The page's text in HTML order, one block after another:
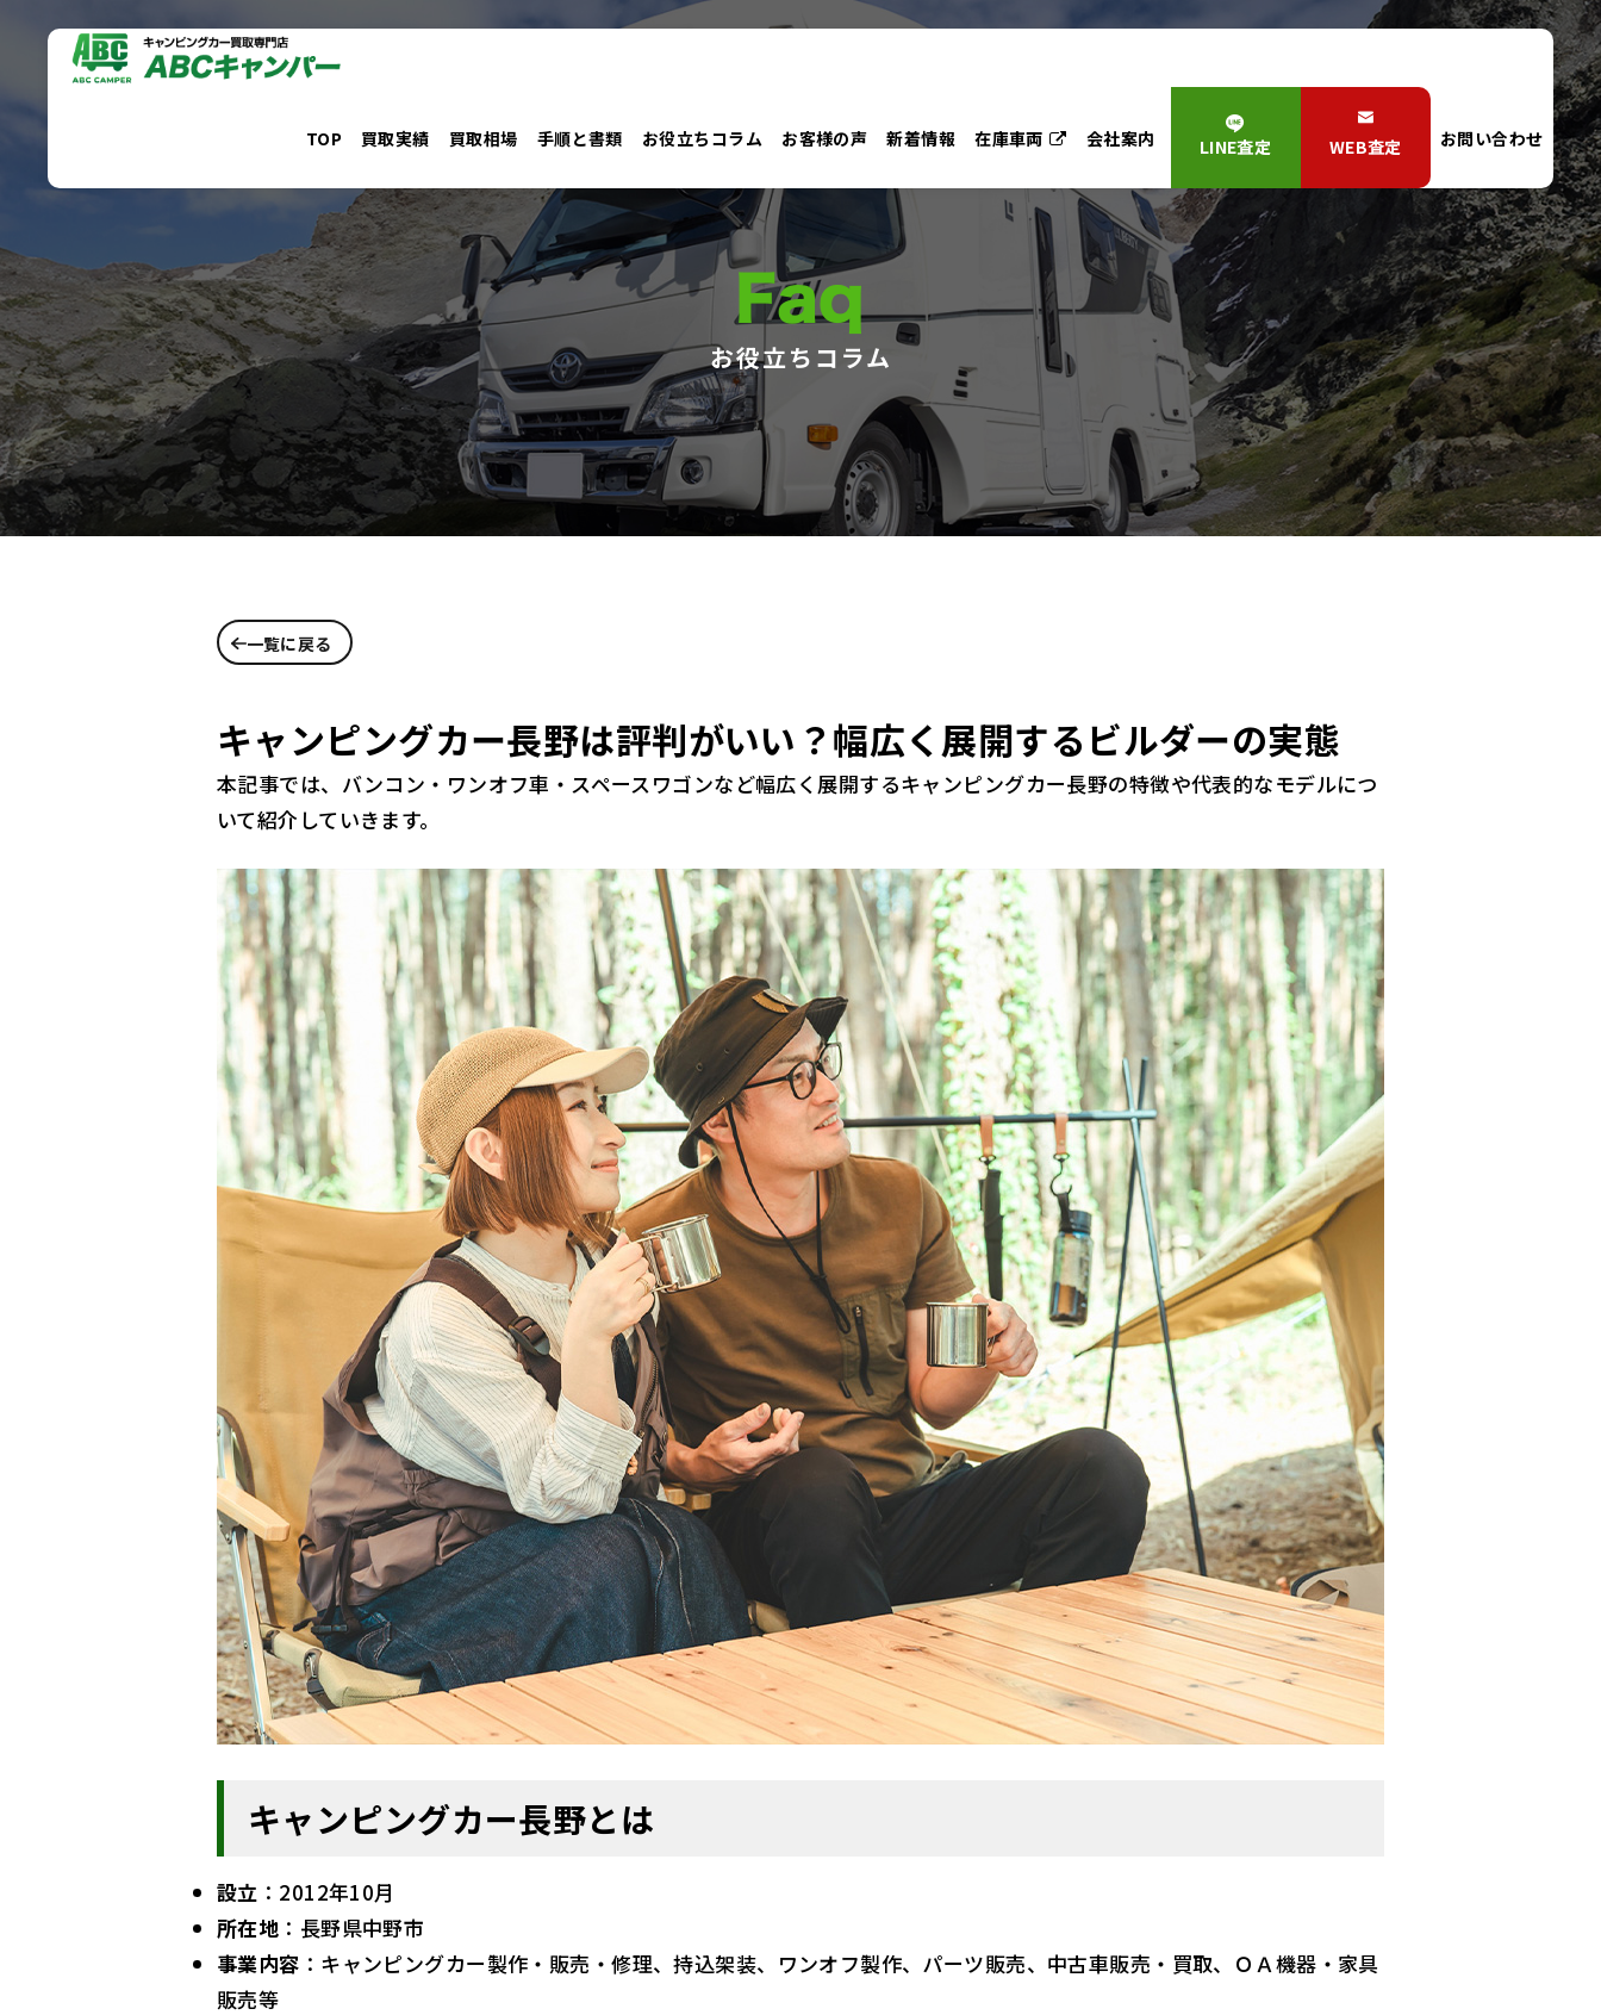
キ
ッ
プ
TOP 買取実績 買取相場 手順と書類 お役立ちコラム お客様の声 新着情報 在庫車両 会社案内 LINE査定 WEB査定 お問い合わせ
Faq
お役立ちコラム
一覧に戻る
キャンピングカー長野は評判がいい？幅広く展開するビルダーの実態
本記事では、バンコン・ワンオフ車・スペースワゴンなど幅広く展開するキャンピングカー長野の特徴や代表的なモデルにつ
いて紹介していきます。
キャンピングカー長野とは
設立 ：2012年10月
所在地 ： 長野県中野市
事業内容 ： キャンピングカー製作・販売・修理、持込架装、 ワンオフ製作、 パーツ販売、 中古車販売・買取、 ＯＡ機器・家具
販売等